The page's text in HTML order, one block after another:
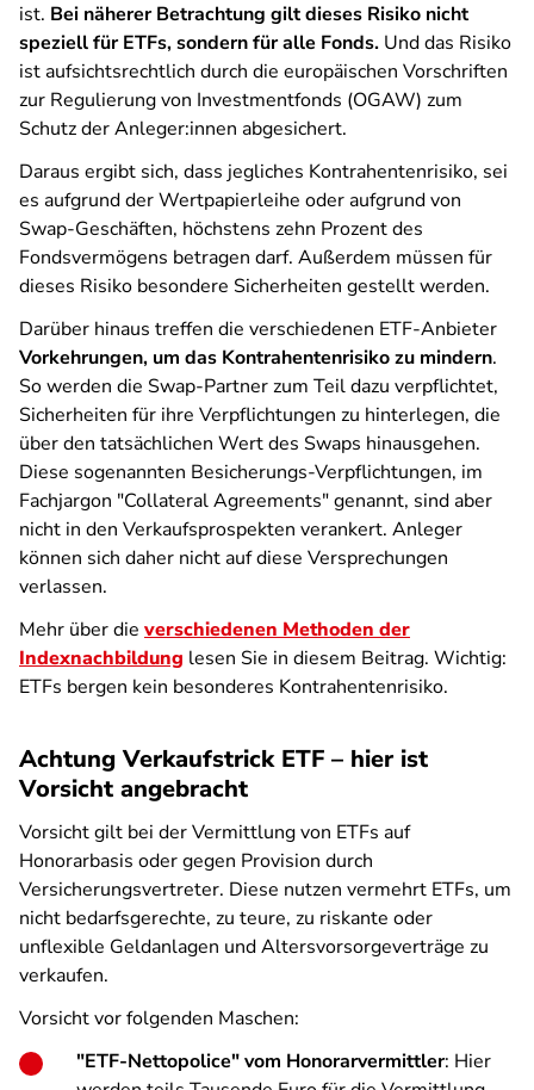
ist. Bei näherer Betrachtung gilt dieses Risiko nicht
speziell für ETFs, sondern für alle Fonds. Und das Risiko
ist aufsichtsrechtlich durch die europäischen Vorschriften
zur Regulierung von Investmentfonds (OGAW) zum
Schutz der Anleger:innen abgesichert.
Daraus ergibt sich, dass jegliches Kontrahentenrisiko, sei
es aufgrund der Wertpapierleihe oder aufgrund von
Swap-Geschäften, höchstens zehn Prozent des
Fondsvermögens betragen darf. Außerdem müssen für
dieses Risiko besondere Sicherheiten gestellt werden.
Darüber hinaus treffen die verschiedenen ETF-Anbieter
Vorkehrungen, um das Kontrahentenrisiko zu mindern.
So werden die Swap-Partner zum Teil dazu verpflichtet,
Sicherheiten für ihre Verpflichtungen zu hinterlegen, die
über den tatsächlichen Wert des Swaps hinausgehen.
Diese sogenannten Besicherungs-Verpflichtungen, im
Fachjargon "Collateral Agreements" genannt, sind aber
nicht in den Verkaufsprospekten verankert. Anleger
können sich daher nicht auf diese Versprechungen
verlassen.
Mehr über die verschiedenen Methoden der
Indexnachbildung lesen Sie in diesem Beitrag. Wichtig:
ETFs bergen kein besonderes Kontrahentenrisiko.
Achtung Verkaufstrick ETF – hier ist
Vorsicht angebracht
Vorsicht gilt bei der Vermittlung von ETFs auf
Honorarbasis oder gegen Provision durch
Versicherungsvertreter. Diese nutzen vermehrt ETFs, um
nicht bedarfsgerechte, zu teure, zu riskante oder
unflexible Geldanlagen und Altersvorsorgeverträge zu
verkaufen.
Vorsicht vor folgenden Maschen:
"ETF-Nettopolice" vom Honorarvermittler: Hier